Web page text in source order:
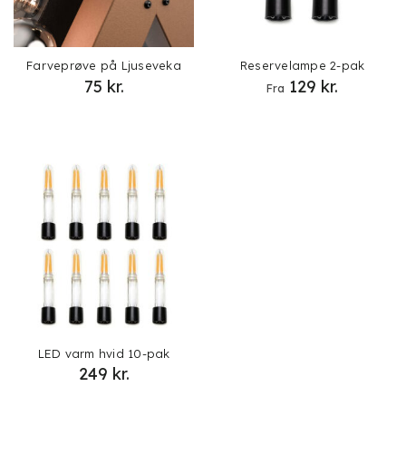
Farveprøve på Ljuseveka
75 kr.
Reservelampe 2-pak
Fra 129 kr.
LED varm hvid 10-pak
249 kr.